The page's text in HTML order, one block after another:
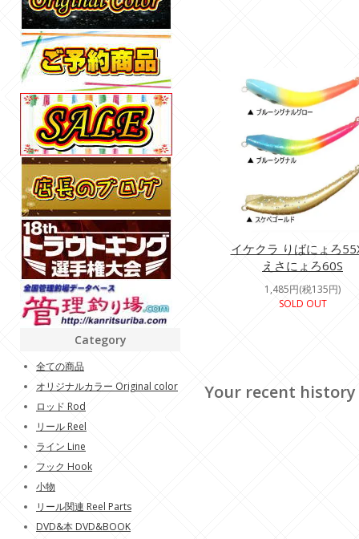
イケクラ りばにょろ
えさにょろ60S
1,485円(税135円)
SOLD OUT
Your recent history
Category
全ての商品
オリジナルカラー Original color
ロッド Rod
リール Reel
ライン Line
フック Hook
小物
リール関連 Reel Parts
DVD&本 DVD&BOOK